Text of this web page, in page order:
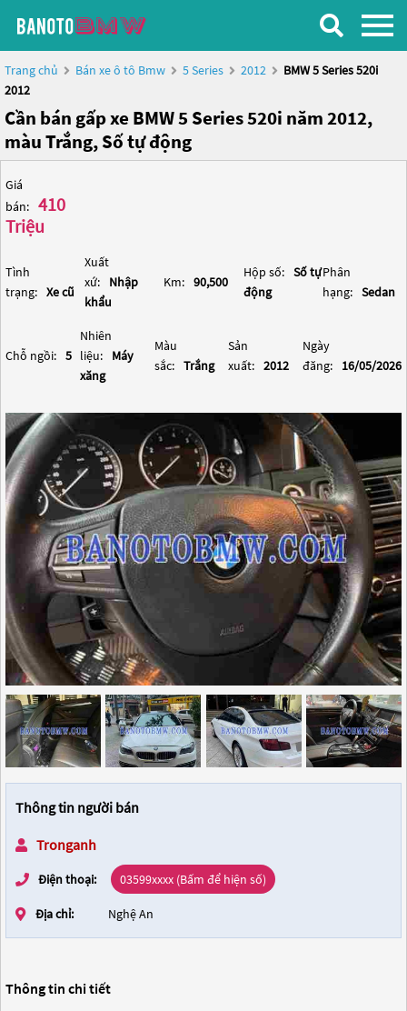
Trang chủ Bán xe ô tô Bmw 5 Series 2012
BMW 5 Series 520i
2012
Cần bán gấp xe BMW 5 Series 520i năm 2012,
màu Trắng, Số tự động
Giá
bán: 410
Triệu
Tình
trạng: Xe cũ
Xuất
xứ:
Nhập
khẩu
Km: 90,500
Hộp số: Số tự
động
Phân
hạng: Sedan
Chỗ ngồi: 5
Nhiên
liệu:
Máy
xăng
Màu
sắc: Trắng
Sản
xuất: 2012
Ngày
đăng:
16/05/2026
Thông tin người bán
Tronganh
Điện thoại: 03599xxxx (Bấm để hiện số)
Địa chỉ: Nghệ An
Thông tin chi tiết